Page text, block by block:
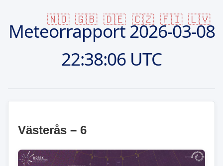
🇳🇴 🇬🇧 🇩🇪 🇨🇿 🇫🇮 🇱🇻
Meteorrapport2026-03-08
22:38:06 UTC
Västerås – 6